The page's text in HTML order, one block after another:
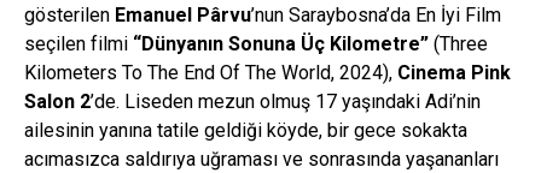
gösterilen Emanuel Pârvu’nun Saraybosna’da En İyi Film
seçilen filmi “Dünyanın Sonuna Üç Kilometre” (Three
Kilometers To The End Of The World, 2024), Cinema Pink
Salon 2’de. Liseden mezun olmuş 17 yaşındaki Adi’nin
ailesinin yanına tatile geldiği köyde, bir gece sokakta
acımasızca saldırıya uğraması ve sonrasında yaşananları